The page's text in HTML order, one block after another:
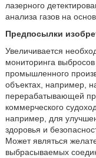
лазерного
анализа газов на
Предпосылки
Увеличивается
мониторинга
промышленного
объектах, например,
перерабатывающей
коммерческого
например, для
здоровья и
Может являться
выбрасываемых